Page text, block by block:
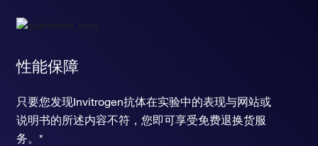
性能保障
只要您发现Invitrogen抗体在实验中的表现与网站或
说明书的所述内容不符，您即可享受免费退换货服
务。*